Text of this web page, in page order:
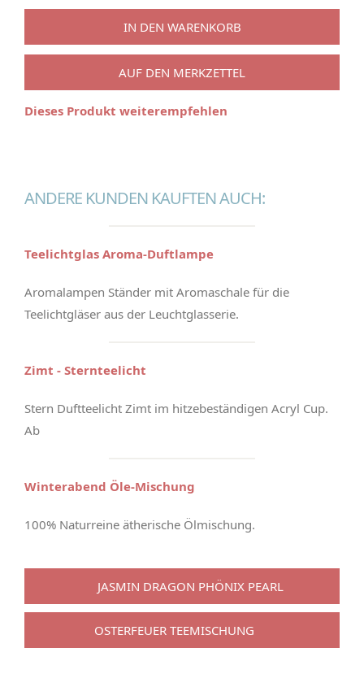
IN DEN WARENKORB
AUF DEN MERKZETTEL
Dieses Produkt weiterempfehlen
ANDERE KUNDEN KAUFTEN AUCH:
Teelichtglas Aroma-Duftlampe
Aromalampen Ständer mit Aromaschale für die
Teelichtgläser aus der Leuchtglasserie.
Zimt - Sternteelicht
Stern Duftteelicht Zimt im hitzebeständigen Acryl Cup.
Ab
Winterabend Öle-Mischung
100% Naturreine ätherische Ölmischung.
JASMIN DRAGON PHÖNIX PEARL
OSTERFEUER TEEMISCHUNG